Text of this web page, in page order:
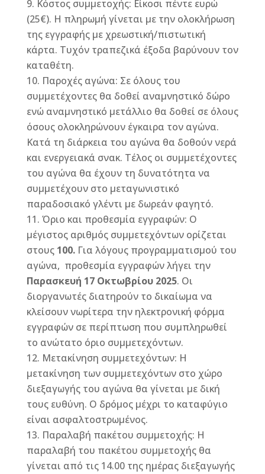
Κόστος συμμετοχής: Είκοσι πέντε ευρώ
(25€). Η πληρωμή γίνεται με την ολοκλήρωση
της εγγραφής με χρεωστική/πιστωτική
κάρτα. Τυχόν τραπεζικά έξοδα βαρύνουν τον
καταθέτη.
Παροχές αγώνα: Σε όλους του
συμμετέχοντες θα δοθεί αναμνηστικό δώρο
ενώ αναμνηστικό μετάλλιο θα δοθεί σε όλους
όσους ολοκληρώνουν έγκαιρα τον αγώνα.
Κατά τη διάρκεια του αγώνα θα δοθούν νερά
και ενεργειακά σνακ. Τέλος οι συμμετέχοντες
του αγώνα θα έχουν τη δυνατότητα να
συμμετέχουν στο μεταγωνιστικό
παραδοσιακό γλέντι με δωρεάν φαγητό.
Όριο και προθεσμία εγγραφών: Ο
μέγιστος αριθμός συμμετεχόντων ορίζεται
στους 100.Για λόγους προγραμματισμού του
αγώνα, προθεσμία εγγραφών λήγει την
Παρασκευή 17 Οκτωβρίου 2025. Οι
διοργανωτές διατηρούν το δικαίωμα να
κλείσουν νωρίτερα την ηλεκτρονική φόρμα
εγγραφών σε περίπτωση που συμπληρωθεί
το ανώτατο όριο συμμετεχόντων.
Μετακίνηση συμμετεχόντων: Η
μετακίνηση των συμμετεχόντων στο χώρο
διεξαγωγής του αγώνα θα γίνεται με δική
τους ευθύνη. Ο δρόμος μέχρι το καταφύγιο
είναι ασφαλτοστρωμένος.
Παραλαβή πακέτου συμμετοχής: Η
παραλαβή του πακέτου συμμετοχής θα
γίνεται από τις 14.00 της ημέρας διεξαγωγής